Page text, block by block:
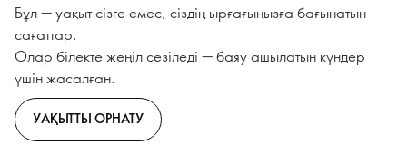
Бұл — уақыт сізге емес, сіздің ырғағыңызға бағынатын
сағаттар.
Олар білекте жеңіл сезіледі — баяу ашылатын күндер
үшін жасалған.
УАҚЫТТЫ ОРНАТУ